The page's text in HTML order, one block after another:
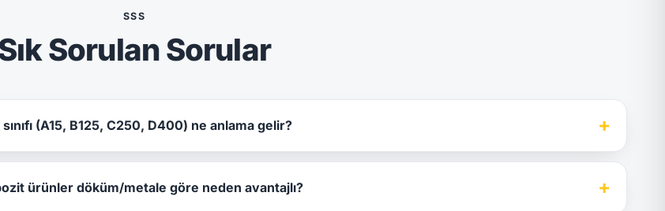
SSS
Sorulan Sorular
(A15, B125, C250, D400) ne anlama gelir? +
ürünler döküm/metale göre neden avantajlı? +